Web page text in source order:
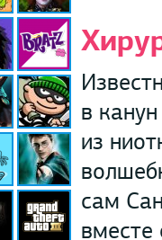
в
из
сам
вместе